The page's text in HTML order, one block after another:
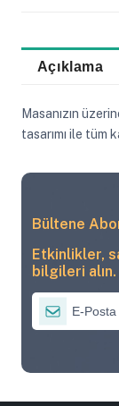
Açıklama
Masanızın
tasarımı ile tüm
Bültene
Etkinlikler,
bilgileri